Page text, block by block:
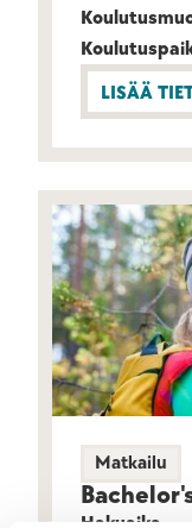
LISÄÄ
Matkailu
Hakuaika